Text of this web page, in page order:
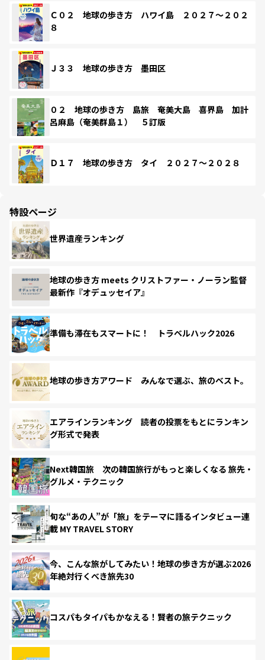
Ｃ０２ 地球の歩き方 ハワイ島 ２０２７～２０２
８
Ｊ３３ 地球の歩き方 墨田区
０２ 地球の歩き方 島旅 奄美大島 喜界島 加計
呂麻島（奄美群島１） ５訂版
Ｄ１７ 地球の歩き方 タイ ２０２７～２０２８
特設ページ
世界遺産ランキング
地球の歩き方 meets クリストファー・ノーラン監督
最新作『オデュッセイア』
準備も滞在もスマートに！ トラベルハック2026
地球の歩き方アワード みんなで選ぶ、旅のベスト。
エアラインランキング 読者の投票をもとにランキン
グ形式で発表
Next韓国旅 次の韓国旅行がもっと楽しくなる 旅先・
グルメ・テクニック
旬な“あの人”が「旅」をテーマに語るインタビュー連
載 MY TRAVEL STORY
今、こんな旅がしてみたい！地球の歩き方が選ぶ2026
年絶対行くべき旅先30
コスパもタイパもかなえる！賢者の旅テクニック